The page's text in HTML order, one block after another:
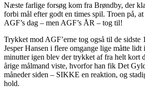
Næste farlige forsøg kom fra Brøndby, der
forbi mål efter godt en times spil. Troen på,
AGF’s dag – men AGF’s ÅR – tog til!
Trykket mod AGF’erne tog også til de sidste
Jesper Hansen i flere omgange lige måtte
minutter igen blev der trykket af fra helt kort
årige målmand viste, hvorfor han fik Det
måneder siden – SIKKE en reaktion, og
hold.